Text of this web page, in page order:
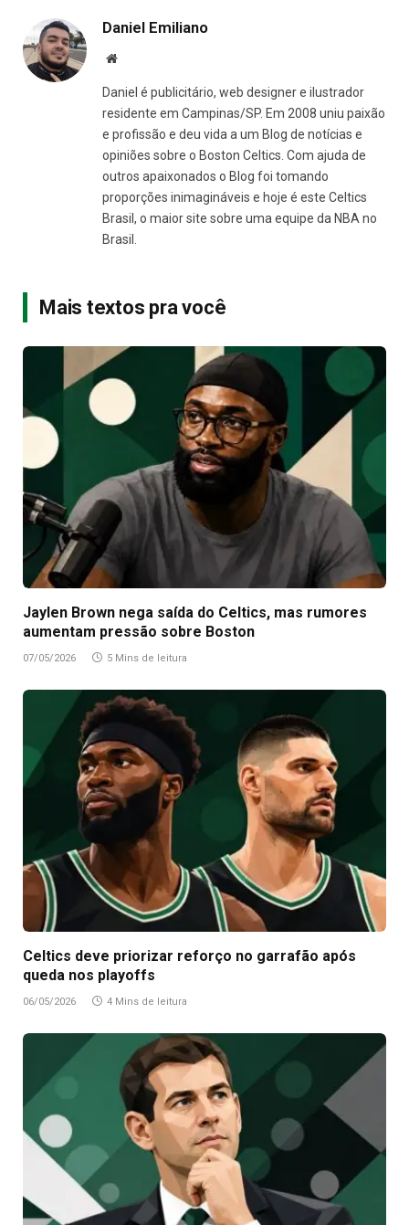
Daniel Emiliano
Site
Daniel é publicitário, web designer e ilustrador
residente em Campinas/SP. Em 2008 uniu paixão
e profissão e deu vida a um Blog de notícias e
opiniões sobre o Boston Celtics. Com ajuda de
outros apaixonados o Blog foi tomando
proporções inimagináveis e hoje é este Celtics
Brasil, o maior site sobre uma equipe da NBA no
Brasil.
Mais textos pra você
Jaylen Brown nega saída do Celtics, mas rumores
aumentam pressão sobre Boston
07/05/2026 5 Mins de leitura
Celtics deve priorizar reforço no garrafão após
queda nos playoffs
06/05/2026 4 Mins de leitura